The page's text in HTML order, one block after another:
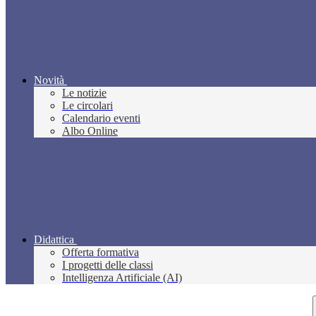
Novità
Le notizie
Le circolari
Calendario eventi
Albo Online
Didattica
Offerta formativa
I progetti delle classi
Intelligenza Artificiale (AI)